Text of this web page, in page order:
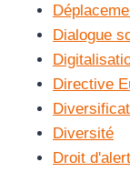
Dialogue
Directive
Diversité
Droit